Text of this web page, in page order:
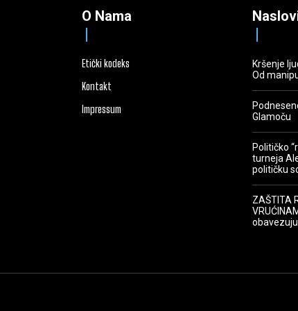
O Nama
Etički kodeks
Kontakt
Impressum
Kršenje
Od
Glamoču
Političko
turneja
političku
ZAŠTITA